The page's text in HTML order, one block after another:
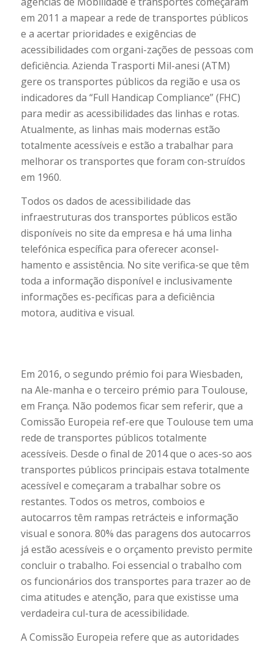
em 2011 a mapear a rede de transportes públicos
e a acertar prioridades e exigências de
acessibilidades com organi-zações de pessoas com
deficiência. Azienda Trasporti Mil-anesi (ATM)
gere os transportes públicos da região e usa os
indicadores da “Full Handicap Compliance” (FHC)
para medir as acessibilidades das linhas e rotas.
Atualmente, as linhas mais modernas estão
totalmente acessíveis e estão a trabalhar para
melhorar os transportes que foram con-struídos
em 1960.
Todos os dados de acessibilidade das
infraestruturas dos transportes públicos estão
disponíveis no site da empresa e há uma linha
telefónica específica para oferecer aconsel-
hamento e assistência. No site verifica-se que têm
toda a informação disponível e inclusivamente
informações es-pecíficas para a deficiência
motora, auditiva e visual.
Em 2016, o segundo prémio foi para Wiesbaden,
na Ale-manha e o terceiro prémio para Toulouse,
em França. Não podemos ficar sem referir, que a
Comissão Europeia ref-ere que Toulouse tem uma
rede de transportes públicos totalmente
acessíveis. Desde o final de 2014 que o aces-so aos
transportes públicos principais estava totalmente
acessível e começaram a trabalhar sobre os
restantes. Todos os metros, comboios e
autocarros têm rampas retrácteis e informação
visual e sonora. 80% das paragens dos autocarros
já estão acessíveis e o orçamento previsto permite
concluir o trabalho. Foi essencial o trabalho com
os funcionários dos transportes para trazer ao de
cima atitudes e atenção, para que existisse uma
verdadeira cul-tura de acessibilidade.
A Comissão Europeia refere que as autoridades